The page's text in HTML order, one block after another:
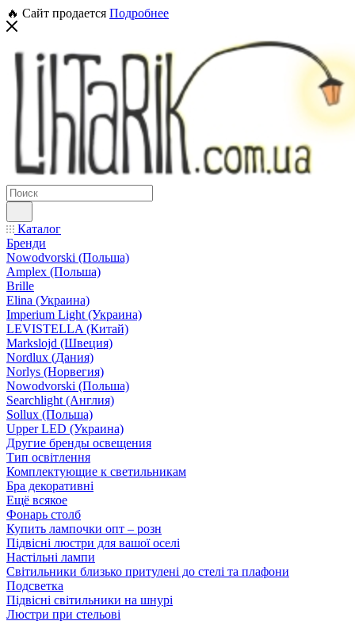
🔥 Сайт продается Подробнее
Каталог
Бренди
Nowodvorski (Польша)
Amplex (Польша)
Brille
Elina (Украина)
Imperium Light (Украина)
LEVISTELLA (Китай)
Markslojd (Швеция)
Nordlux (Дания)
Norlys (Норвегия)
Nowodvorski (Польша)
Searchlight (Англия)
Sollux (Польша)
Upper LED (Украина)
Другие бренды освещения
Тип освітлення
Комплектующие к светильникам
Бра декоративні
Ещё всякое
Фонарь столб
Купить лампочки опт – розн
Підвісні люстри для вашої оселі
Настільні лампи
Світильники близько притулені до стелі та плафони
Подсветка
Підвісні світильники на шнурі
Люстри при стельові